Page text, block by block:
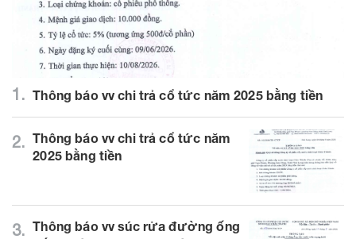
1. Thông báo vv chi trả cổ tức năm 2025 bằng tiền
2. Thông báo vv chi trả cổ tức năm
2025 bằng tiền
3. Thông báo vv súc rửa đường ống